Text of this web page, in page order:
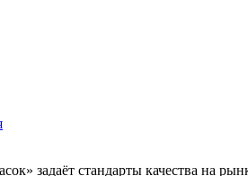
задаёт стандарты качества на